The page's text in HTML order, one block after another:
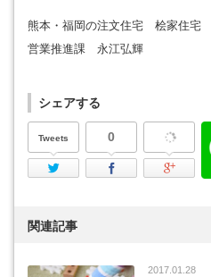
熊本・福岡の注文住宅 桧家住宅
営業推進課 永江弘輝
シェアする
Tweets
Twitter
0
Facebook
関連記事
2017.01.28